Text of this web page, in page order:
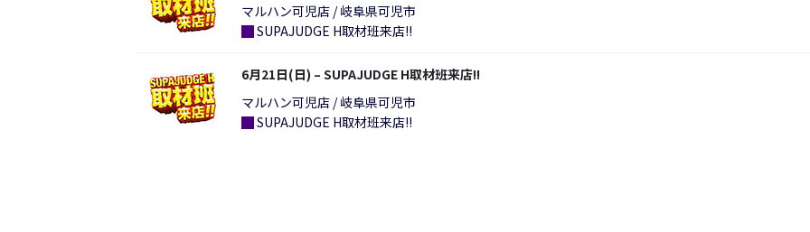
マルハン可児店 / 岐阜県可児市
█SUPAJUDGE H取材班来店!!
6月21日(日) – SUPAJUDGE H取材班来店!!
マルハン可児店 / 岐阜県可児市
█SUPAJUDGE H取材班来店!!